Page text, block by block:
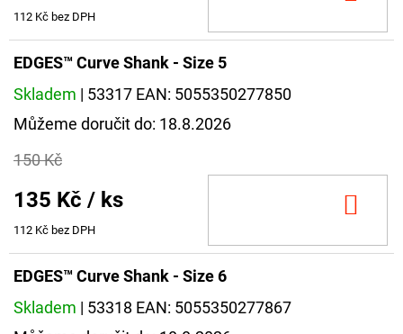
112 Kč bez DPH
EDGES™ Curve Shank - Size 5
Skladem | 53317 EAN: 5055350277850
Můžeme doručit do: 18.8.2026
150 Kč
135 Kč / ks
112 Kč bez DPH
EDGES™ Curve Shank - Size 6
Skladem | 53318 EAN: 5055350277867